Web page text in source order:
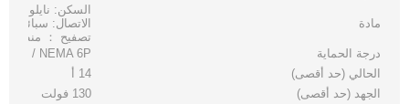
مادة
السكن: نايلون
الاتصال: سبائك
تصفيح ： منطقة
درجة الحماية
IP 67 / NEMA 6P
الحالي (حد أقصى)
14 أ
الجهد (حد أقصى)
130 فولت